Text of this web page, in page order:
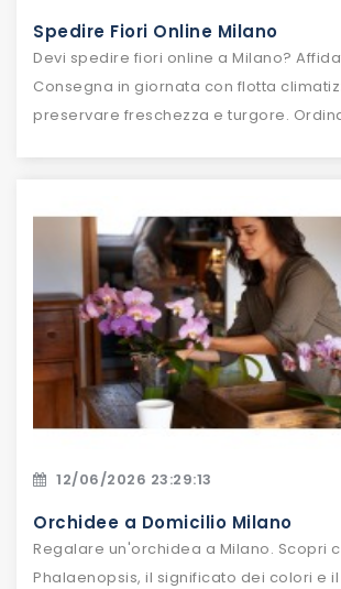
Spedire Fiori Online Milano
Devi spedire fiori online a Milano?
Consegna in giornata con flotta
preservare freschezza e turgore.
12/06/2026 23:29:13
Orchidee a Domicilio Milano
Regalare un'orchidea a Milano. Scopri
Phalaenopsis, il significato dei colori e